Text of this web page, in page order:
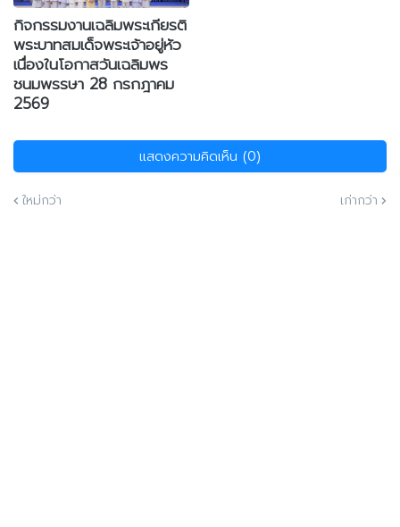
กิจกรรมงานเฉลิมพระเกียรติ
พระบาทสมเด็จพระเจ้าอยู่หัว
เนื่องในโอกาสวันเฉลิมพร
ชนมพรรษา 28 กรกฎาคม
2569
แสดงความคิดเห็น (0)
ใหม่กว่า เก่ากว่า